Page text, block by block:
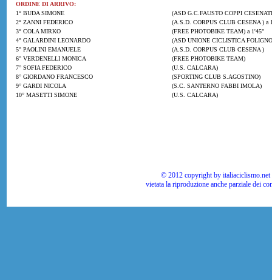
ORDINE DI ARRIVO:
1° BUDA SIMONE
(ASD G.C.FAUSTO COPPI
2° ZANNI FEDERICO
(A.S.D. CORPUS CLUB CESENA ) a
3° COLA MIRKO
(FREE PHOTOBIKE TEAM) a 1'45"
4° GALARDINI LEONARDO
(ASD UNIONE CICLISTICA
5° PAOLINI EMANUELE
(A.S.D. CORPUS CLUB CESENA )
6° VERDENELLI MONICA
(FREE PHOTOBIKE TEAM)
7° SOFIA FEDERICO
(U.S. CALCARA)
8° GIORDANO FRANCESCO
(SPORTING CLUB S.AGOSTINO)
9° GARDI NICOLA
(S.C. SANTERNO FABBI IMOLA)
10° MASETTI SIMONE
(U.S. CALCARA)
© 2012 copyright by
vietata la riproduzione anche parziale dei